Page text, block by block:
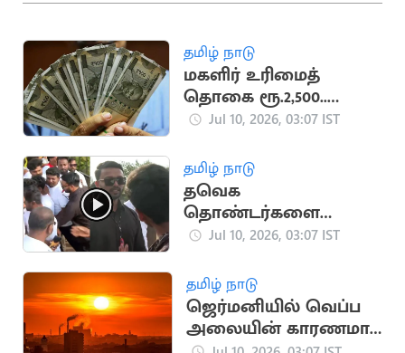
தமிழ் நாடு
மகளிர் உரிமைத்
தொகை ரூ.2,500..
முதலில் யாருக்கு
Jul 10, 2026, 03:07 IST
தமிழ் நாடு
தவெக
தொண்டர்களை
வெளியே தள்ளிய
Jul 10, 2026, 03:07 IST
தமிழ் நாடு
ஜெர்மனியில் வெப்ப
அலையின் காரணமாக